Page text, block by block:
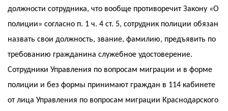
должности сотрудника, что вообще противоречит Закону «О
полиции» согласно п. 1 ч. 4 ст. 5, сотрудник полиции обязан
назвать свои должность, звание, фамилию, предъявить по
требованию гражданина служебное удостоверение.
Сотрудники Управления по вопросам миграции и в форме
полиции и без формы принимают граждан в 114 кабинете
от лица Управления по вопросам миграции Краснодарского